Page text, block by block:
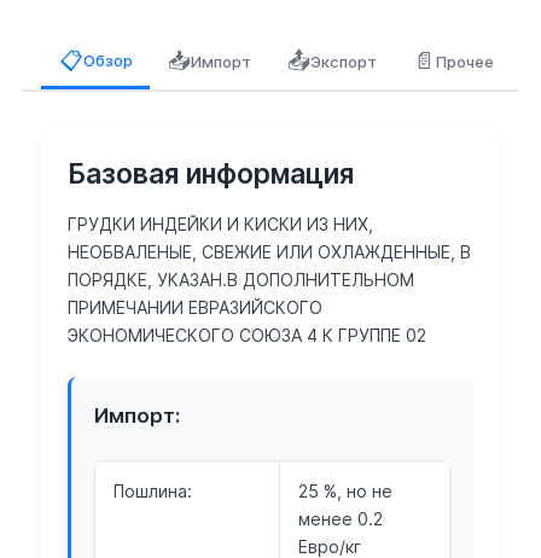
📋Обзор 📥Импорт 📤Экспорт 📄Прочее
Базовая информация
ГРУДКИ ИНДЕЙКИ И КИСКИ ИЗ НИХ,
НЕОБВАЛЕНЫЕ, СВЕЖИЕ ИЛИ ОХЛАЖДЕННЫЕ, В
ПОРЯДКЕ, УКАЗАН.В ДОПОЛНИТЕЛЬНОМ
ПРИМЕЧАНИИ ЕВРАЗИЙСКОГО
ЭКОНОМИЧЕСКОГО СОЮЗА 4 К ГРУППЕ 02
Импорт:
Пошлина:
25 %, но не
менее 0.2
Евро/кг